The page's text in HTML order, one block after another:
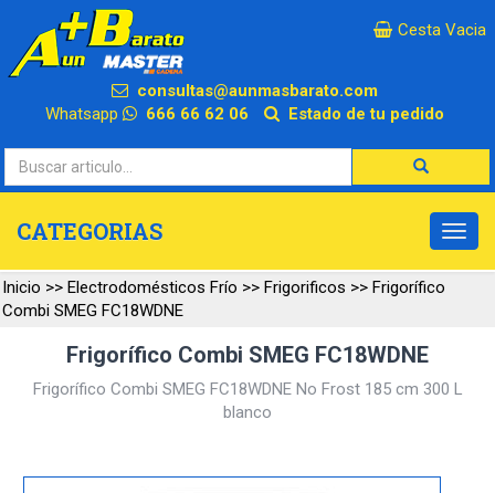
×
Cesta Vacia
consultas@aunmasbarato.com
Whatsapp
666 66 62 06 Estado de tu pedido
CATEGORIAS
Inicio >> Electrodomésticos Frío >> Frigorificos >> Frigorífico
Combi SMEG FC18WDNE
Frigorífico Combi SMEG FC18WDNE
Frigorífico Combi SMEG FC18WDNE No Frost 185 cm 300 L
blanco